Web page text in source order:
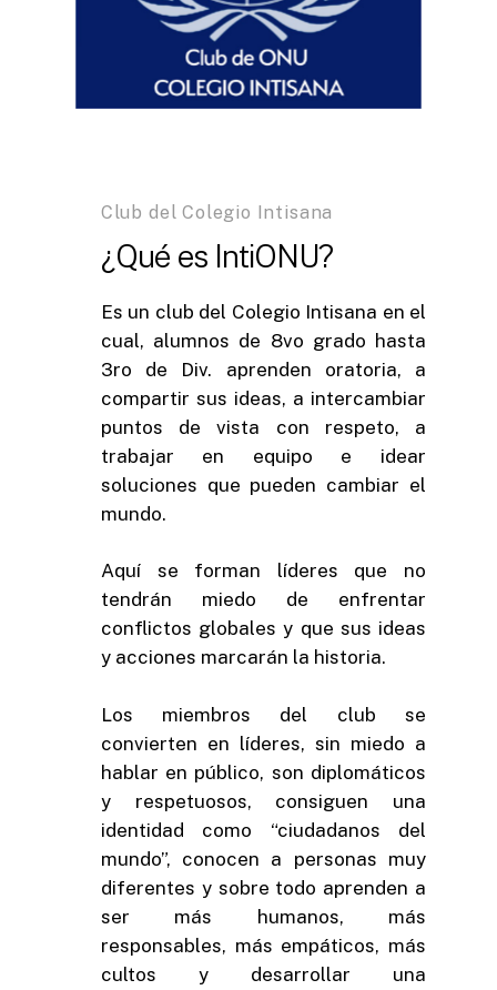
Club del Colegio Intisana
¿Qué es IntiONU?
Es un club del Colegio Intisana en el
cual, alumnos de 8vo grado hasta
3ro de Div. aprenden oratoria, a
compartir sus ideas, a intercambiar
puntos de vista con respeto, a
trabajar en equipo e idear
soluciones que pueden cambiar el
mundo.
Aquí se forman líderes que no
tendrán miedo de enfrentar
conflictos globales y que sus ideas
y acciones marcarán la historia.
Los miembros del club se
convierten en líderes, sin miedo a
hablar en público, son diplomáticos
y respetuosos, consiguen una
identidad como “ciudadanos del
mundo”, conocen a personas muy
diferentes y sobre todo aprenden a
ser más humanos, más
responsables, más empáticos, más
cultos y desarrollar una